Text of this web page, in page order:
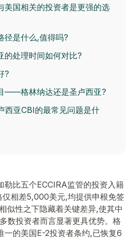
美国相关的投资者是更强的选
径是什么,值得吗?
的处理时间如何对比?
?
——格林纳达还是圣卢西亚?
西亚CBI的最常见问题是什
勒比五个ECCIRA监管的投资入籍
相差5,000美元,均提供申根免签
似性之下隐藏着关键差异,使其中
数投资者而言显著更具优势。格
一的美国E-2投资者条约,已恢复6